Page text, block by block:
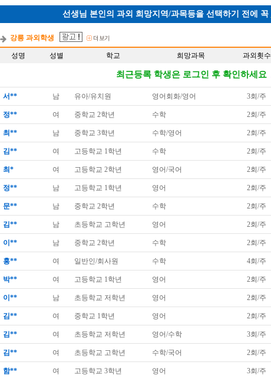
선생님 본인의 과외 희망지역/과목등을 선택하기 전에 꼭
강릉 과외학생
성명 성별 학교 희망과목 과외횟수
최근등록 학생은 로그인 후 확인하세요
서** 남 유아/유치원 영어회화/영어 3회/주
정** 여 중학교 2학년 수학 2회/주
최** 남 중학교 3학년 수학/영어 2회/주
김** 여 고등학교 1학년 수학 2회/주
최* 여 고등학교 2학년 영어/국어 2회/주
정** 남 고등학교 1학년 영어 2회/주
문** 남 중학교 2학년 수학 2회/주
김** 남 초등학교 고학년 영어 2회/주
이** 남 중학교 2학년 수학 2회/주
홍** 여 일반인/회사원 수학 4회/주
박** 여 고등학교 1학년 영어 2회/주
이** 남 초등학교 저학년 영어 2회/주
김** 여 중학교 1학년 영어 2회/주
김** 여 초등학교 저학년 영어/수학 3회/주
김** 여 초등학교 고학년 수학/국어 2회/주
함** 여 고등학교 3학년 영어 3회/주